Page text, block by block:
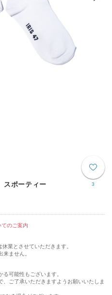
3
ポーティー
てのご案内
業とさせていただきます。
ません。
可能性もございます。
ご了承いただきますようお願いいたしま